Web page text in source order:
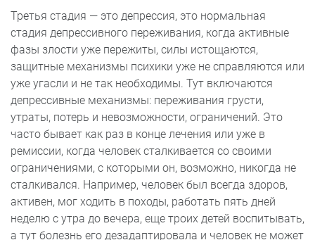
Третья стадия — это депрессия, это нормальная
стадия депрессивного переживания, когда активные
фазы злости уже пережиты, силы истощаются,
защитные механизмы психики уже не справляются или
уже угасли и не так необходимы. Тут включаются
депрессивные механизмы: переживания грусти,
утраты, потерь и невозможности, ограничений. Это
часто бывает как раз в конце лечения или уже в
ремиссии, когда человек сталкивается со своими
ограничениями, с которыми он, возможно, никогда не
сталкивался. Например, человек был всегда здоров,
активен, мог ходить в походы, работать пять дней
неделю с утра до вечера, еще троих детей воспитывать,
а тут болезнь его дезадаптировала и человек не может